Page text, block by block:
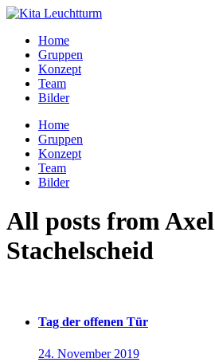
Home
Gruppen
Konzept
Team
Bilder
Home
Gruppen
Konzept
Team
Bilder
All posts from Axel
Stachelscheid
Tag der offenen Tür
24. November 2019